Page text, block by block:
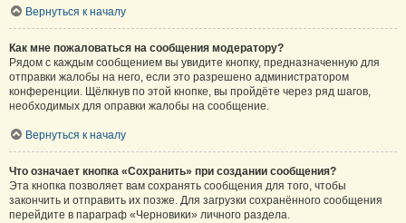
Вернуться к началу
Как мне пожаловаться на сообщения модератору?
Рядом с каждым сообщением вы увидите кнопку, предназначенную для
отправки жалобы на него, если это разрешено администратором
конференции. Щёлкнув по этой кнопке, вы пройдёте через ряд шагов,
необходимых для оправки жалобы на сообщение.
Вернуться к началу
Что означает кнопка «Сохранить» при создании сообщения?
Эта кнопка позволяет вам сохранять сообщения для того, чтобы
закончить и отправить их позже. Для загрузки сохранённого сообщения
перейдите в параграф «Черновики» личного раздела.